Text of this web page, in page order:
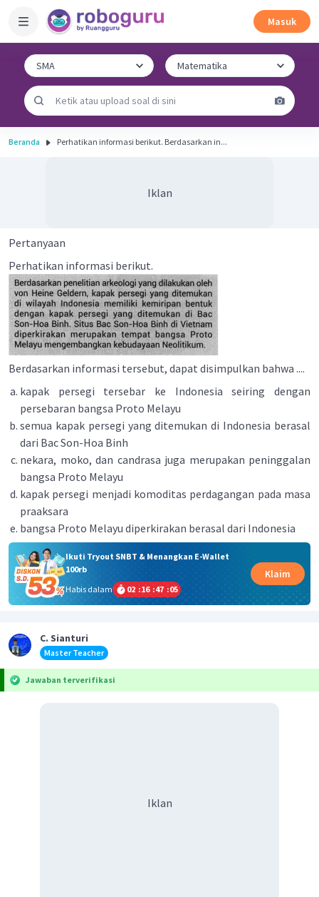
Masuk
Beranda Perhatikan informasi berikut. Berdasarkan in...
Iklan
Pertanyaan
Perhatikan informasi berikut.
Berdasarkan informasi tersebut, dapat disimpulkan bahwa ....
kapak persegi tersebar ke Indonesia seiring dengan
persebaran bangsa Proto Melayu
semua kapak persegi yang ditemukan di Indonesia berasal
dari Bac Son-Hoa Binh
nekara, moko, dan candrasa juga merupakan peninggalan
bangsa Proto Melayu
kapak persegi menjadi komoditas perdagangan pada masa
praaksara
bangsa Proto Melayu diperkirakan berasal dari Indonesia
Ikuti Tryout SNBT & Menangkan E-Wallet
100rb
Habis dalam
02 :16 :47 :05
Klaim
C. Sianturi
Master Teacher
Jawaban terverifikasi
Iklan